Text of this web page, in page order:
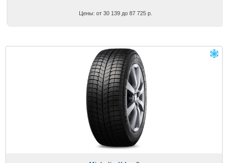
Цены: от 30 139 до 87 725 р.